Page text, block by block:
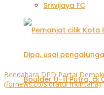
Sriwijaya FC
Bendahara DPD Partai
(fornews.co/sidratul muntaha)